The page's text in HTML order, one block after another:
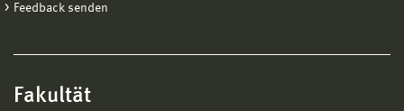
Feedback senden
Fakultät